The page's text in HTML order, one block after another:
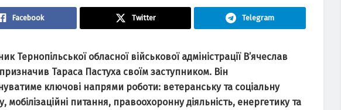
Facebook Twitter Telegram
Тернопільської обласної військової адміністрації В’ячеслав
Тараса Пастуха своїм заступником. Він
ключові напрями роботи: ветеранську та соціальну
мобілізаційні питання, правоохоронну діяльність, енергетику та